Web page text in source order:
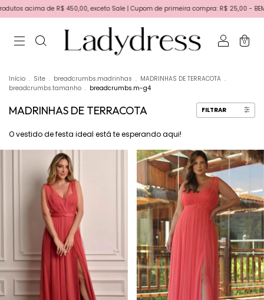
exceto Sale | Cupom de primeira compra: R$ 25,00 - BEMVINDA | Primeira
0
Início . Site . breadcrumbs.madrinhas . MADRINHAS DE TERRACOTA .
breadcrumbs.tamanho . breadcrumbs.m-g4
MADRINHAS DE TERRACOTA FILTRAR
O vestido de festa ideal está te esperando aqui!